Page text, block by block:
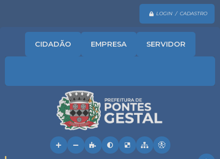
LOGIN / CADASTRO
CIDADÃO EMPRESA SERVIDOR